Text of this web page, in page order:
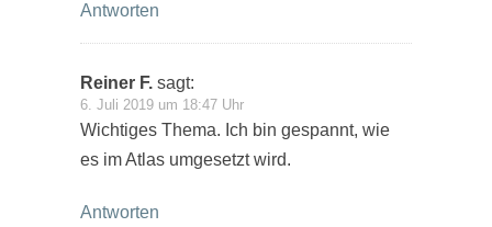
Antworten
Reiner F. sagt:
6. Juli 2019 um 18:47 Uhr
Wichtiges Thema. Ich bin gespannt, wie
es im Atlas umgesetzt wird.
Antworten